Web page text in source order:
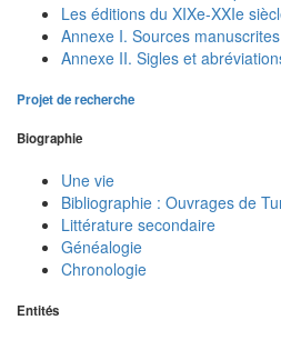
Les éditions du XIXe-XXIe
Annexe I. Sources
Annexe II. Sigles et
Projet de recherche
Biographie
Une vie
Bibliographie : Ouvrages de
Littérature secondaire
Généalogie
Chronologie
Entités